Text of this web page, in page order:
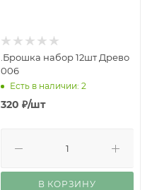
.Брошка набор 12шт Древо
006
Есть в наличии: 2
320 ₽/шт
В КОРЗИНУ